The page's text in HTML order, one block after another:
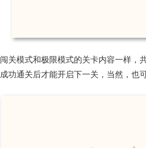
闯关模式和极限模式的关卡内容一样，
成功通关后才能开启下一关，当然，也